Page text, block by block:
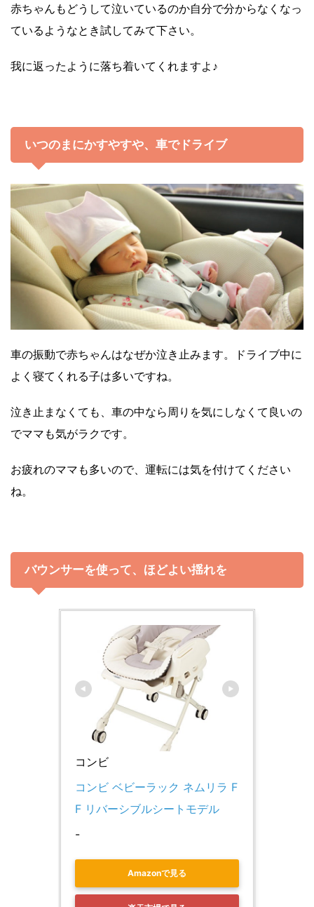
赤ちゃんもどうして泣いているのか自分で分からなくなっ
ているようなとき試してみて下さい。
我に返ったように落ち着いてくれますよ♪
いつのまにかすやすや、車でドライブ
車の振動で赤ちゃんはなぜか泣き止みます。ドライブ中に
よく寝てくれる子は多いですね。
泣き止まなくても、車の中なら周りを気にしなくて良いの
でママも気がラクです。
お疲れのママも多いので、運転には気を付けてください
ね。
バウンサーを使って、ほどよい揺れを
コンビ
コンビ ベビーラック ネムリラ F
F リバーシブルシートモデル
-
Amazonで見る